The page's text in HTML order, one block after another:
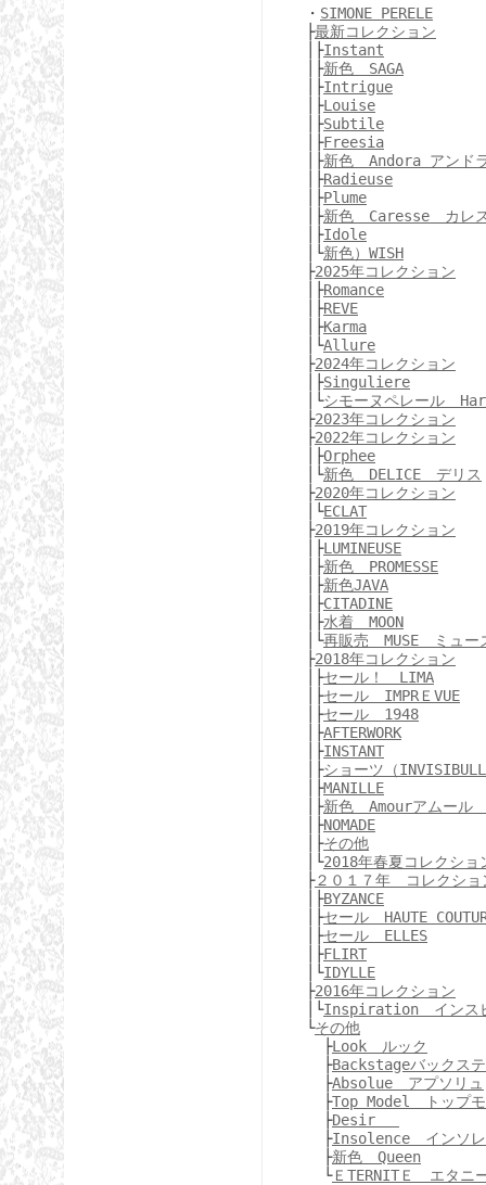
・ SIMONE PERELE
├最新コレクション
│├Instant
│├新色 SAGA
│├Intrigue
│├Louise
│├Subtile
│├Freesia
│├新色 Andora アンド
│├Radieuse
│├Plume
│├新色 Caresse カレ
│├Idole
│└新色）WISH
├2025年コレクション
│├Romance
│├REVE
│├Karma
│└Allure
├2024年コレクション
│├Singuliere
│└シモーヌペレール
├2023年コレクション
├2022年コレクション
│├Orphee
│└新色 DELICE デリス
├2020年コレクション
│└ECLAT
├2019年コレクション
│├LUMINEUSE
│├新色 PROMESSE
│├新色JAVA
│├CITADINE
│├水着 MOON
│└再販売 MUSE ミュー
├2018年コレクション
│├セール！ LIMA
│├セール IMPRＥVUE
│├セール 1948
│├AFTERWORK
│├INSTANT
│├ショーツ（
│├MANILLE
│├新色 Amourアムー
│├NOMADE
│├その他
│└2018年春夏コレクショ
├２０１７年 コレクショ
│├BYZANCE
│├セール HAUTE
│├セール ELLES
│├FLIRT
│└IDYLLE
├2016年コレクション
│└Inspiration インス
└その他
├Look ルック
├Backstageバックス
├Absolue アプソリュ
├Top Model トップ
├Desir
├Insolence インソレ
├新色 Queen
└ＥTERNITＥ エタニ